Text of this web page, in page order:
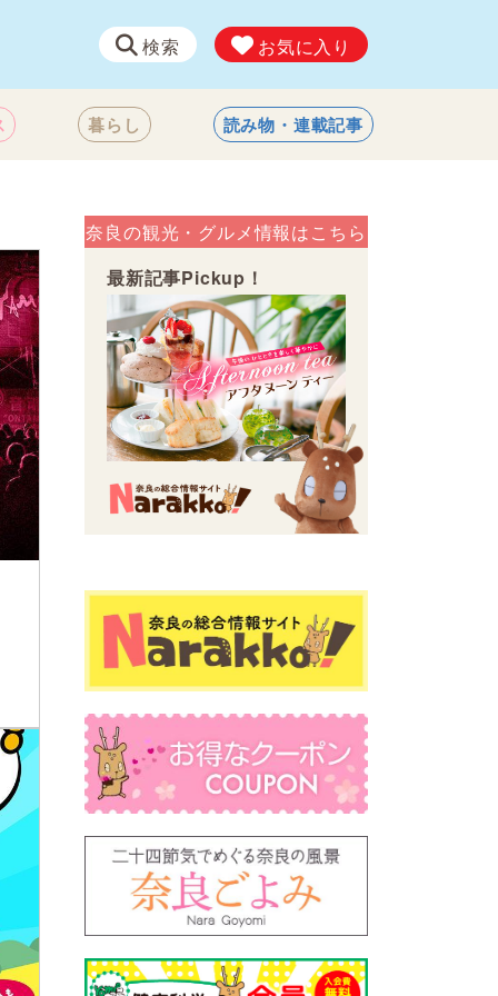
検索 お気に入り
暮らし 読み物・連載記事
奈良の観光・グルメ情報はこちら
最新記事Pickup！